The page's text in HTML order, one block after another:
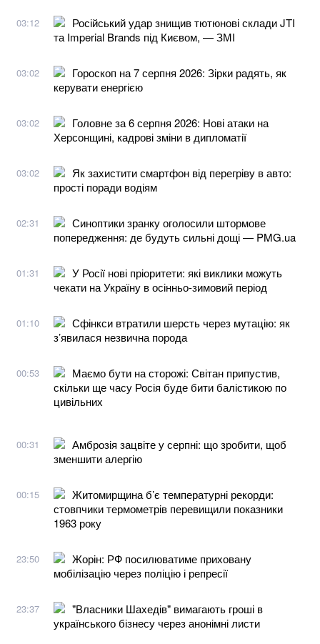
03:12
Російський удар знищив тютюнові склади JTI
та Imperial Brands під Києвом, — ЗМІ
03:02
Гороскоп на 7 серпня 2026: Зірки радять, як
керувати енергією
03:02
Головне за 6 серпня 2026: Нові атаки на
Херсонщині, кадрові зміни в дипломатії
03:02
Як захистити смартфон від перегріву в авто:
прості поради водіям
02:31
Синоптики зранку оголосили штормове
попередження: де будуть сильні дощі — PMG.ua
01:31
У Росії нові пріоритети: які виклики можуть
чекати на Україну в осінньо-зимовий період
01:10
Сфінкси втратили шерсть через мутацію: як
з’явилася незвична порода
00:53
Маємо бути на сторожі: Світан припустив,
скільки ще часу Росія буде бити балістикою по
цивільних
00:31
Амброзія зацвіте у серпні: що зробити, щоб
зменшити алергію
00:15
Житомирщина б’є температурні рекорди:
стовпчики термометрів перевищили показники
1963 року
23:50
Жорін: РФ посилюватиме приховану
мобілізацію через поліцію і репресії
23:37
"Власники Шахедів" вимагають гроші в
українського бізнесу через анонімні листи